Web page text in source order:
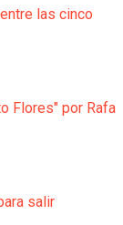
las cinco
Flores" por Rafa
salir